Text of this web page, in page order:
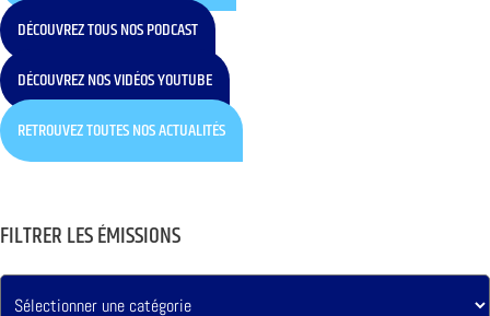
DÉCOUVREZ TOUS NOS PODCAST
DÉCOUVREZ NOS VIDÉOS YOUTUBE
RETROUVEZ TOUTES NOS ACTUALITÉS
FILTRER LES ÉMISSIONS